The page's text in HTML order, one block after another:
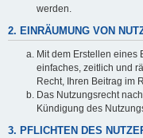
werden.
2. EINRÄUMUNG VON
Mit dem Erstellen eines
einfaches, zeitlich und
Recht, Ihren Beitrag im
Das Nutzungsrecht
Kündigung des
3. PFLICHTEN DES